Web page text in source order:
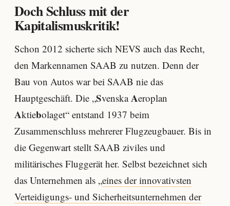
Doch Schluss mit der
Kapitalismuskritik!
Schon 2012 sicherte sich NEVS auch das Recht,
den Markennamen SAAB zu nutzen. Denn der
Bau von Autos war bei SAAB nie das
Hauptgeschäft. Die „SvenskaAeroplan
Aktiebolaget“ entstand 1937 beim
Zusammenschluss mehrerer Flugzeugbauer. Bis in
die Gegenwart stellt SAAB ziviles und
militärisches Fluggerät her. Selbst bezeichnet sich
das Unternehmen als „eines der innovativsten
Verteidigungs- und Sicherheitsunternehmen der